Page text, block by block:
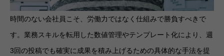
時間のない会社員こそ、労働力ではなく仕組みで勝負すべきで
す。業務スキルを転用した数値管理やテンプレート化により、週
3回の投稿でも確実に成果を積み上げるための具体的な手法を提